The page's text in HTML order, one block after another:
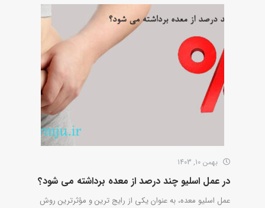
بهمن 10, 1403
در عمل اسلیو چند درصد از معده برداشته می شود؟
عمل اسلیو معده، به عنوان یکی از رایج ترین و مؤثرترین روش